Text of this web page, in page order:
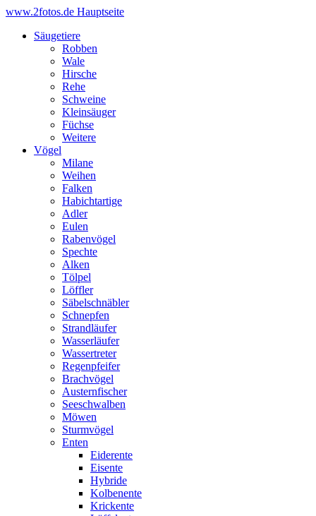
www.2fotos.de Hauptseite
Säugetiere
Robben
Wale
Hirsche
Rehe
Schweine
Kleinsäuger
Füchse
Weitere
Vögel
Milane
Weihen
Falken
Habichtartige
Adler
Eulen
Rabenvögel
Spechte
Alken
Tölpel
Löffler
Säbelschnäbler
Schnepfen
Strandläufer
Wasserläufer
Wassertreter
Regenpfeifer
Brachvögel
Austernfischer
Seeschwalben
Möwen
Sturmvögel
Enten
Eiderente
Eisente
Hybride
Kolbenente
Krickente